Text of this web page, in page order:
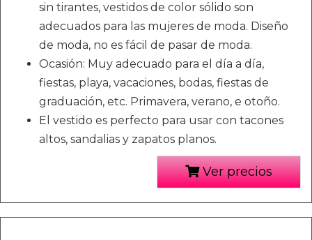
sin tirantes, vestidos de color sólido son
adecuados para las mujeres de moda. Diseño
de moda, no es fácil de pasar de moda.
Ocasión: Muy adecuado para el día a día,
fiestas, playa, vacaciones, bodas, fiestas de
graduación, etc. Primavera, verano, e otoño.
El vestido es perfecto para usar con tacones
altos, sandalias y zapatos planos.
Ver precios